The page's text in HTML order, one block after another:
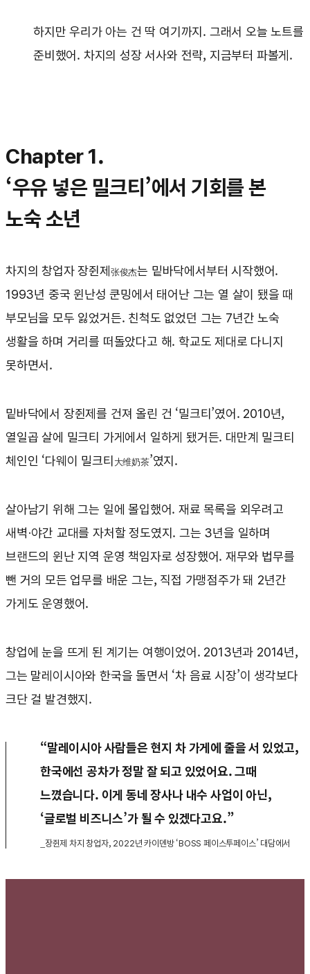
하지만 우리가 아는 건 딱 여기까지. 그래서 오늘 노트를
준비했어. 차지의 성장 서사와 전략, 지금부터 파볼게.
Chapter 1.
‘우유 넣은 밀크티’에서 기회를 본
노숙 소년
차지의 창업자 장쥔제 张俊杰는 밑바닥에서부터 시작했어.
1993년 중국 윈난성 쿤밍에서 태어난 그는 열 살이 됐을 때
부모님을 모두 잃었거든. 친척도 없었던 그는 7년간 노숙
생활을 하며 거리를 떠돌았다고 해. 학교도 제대로 다니지
못하면서.
밑바닥에서 장쥔제를 건져 올린 건 ‘밀크티’였어. 2010년,
열일곱 살에 밀크티 가게에서 일하게 됐거든. 대만계 밀크티
체인인 ‘다웨이 밀크티 大维奶茶’였지.
살아남기 위해 그는 일에 몰입했어. 재료 목록을 외우려고
새벽·야간 교대를 자처할 정도였지. 그는 3년을 일하며
브랜드의 윈난 지역 운영 책임자로 성장했어. 재무와 법무를
뺀 거의 모든 업무를 배운 그는, 직접 가맹점주가 돼 2년간
가게도 운영했어.
창업에 눈을 뜨게 된 계기는 여행이었어. 2013년과 2014년,
그는 말레이시아와 한국을 돌면서 ‘차 음료 시장’이 생각보다
크단 걸 발견했지.
“말레이시아 사람들은 현지 차 가게에 줄을 서 있었고,
한국에선 공차가 정말 잘 되고 있었어요. 그때
느꼈습니다. 이게 동네 장사나 내수 사업이 아닌,
‘글로벌 비즈니스’가 될 수 있겠다고요.”
_장쥔제 차지 창업자, 2022년 카이뎬방 ‘BOSS 페이스투페이스’ 대담에서